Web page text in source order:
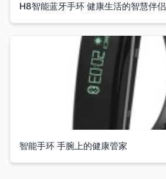
H8智能蓝牙手环 健康生活的智慧伴侣
智能手环 手腕上的健康管家